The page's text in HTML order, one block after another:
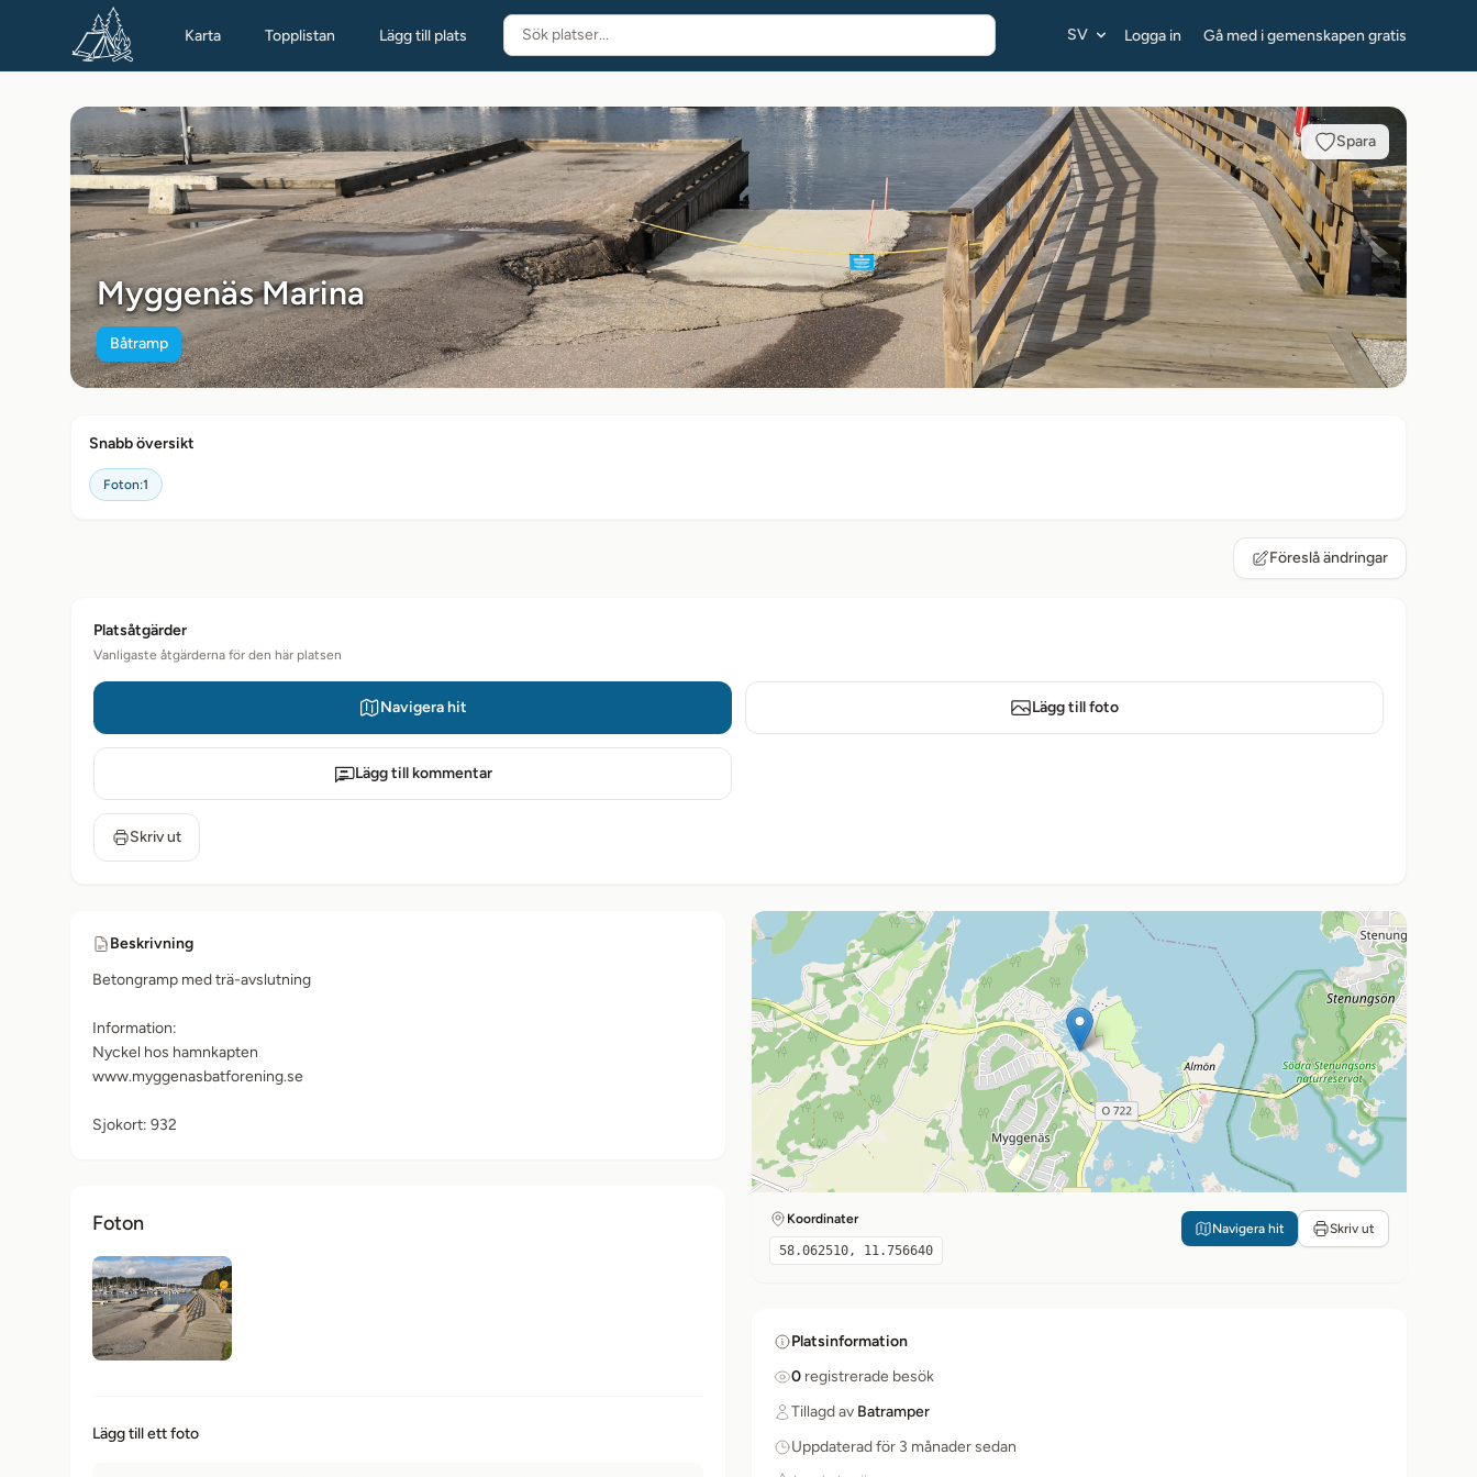
Karta Topplistan Lägg till plats SV Logga in Gå med i gemenskapen gratis
Spara
Myggenäs Marina
Båtramp
Snabb översikt
Foton:1
Föreslå ändringar
Platsåtgärder
Vanligaste åtgärderna för den här platsen
Navigera hit Lägg till foto
Lägg till kommentar
Skriv ut
Beskrivning
Betongramp med trä-avslutning
Information:
Nyckel hos hamnkapten
www.myggenasbatforening.se
Sjokort: 932
Foton
Lägg till ett foto
Koordinater
58.062510, 11.756640
Navigera hit Skriv ut
Platsinformation
0 registrerade besök
Tillagd av Batramper
Uppdaterad för 3 månader sedan